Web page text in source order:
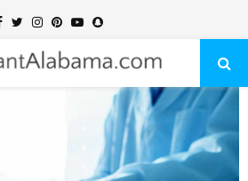
Facebook
TwitterInstagram
PinterestYoutubeSnapchat